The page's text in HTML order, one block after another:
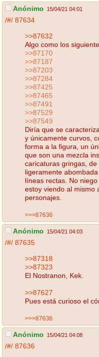
Anónimo 15/04/21 04:01
/#/ 87634
>>87632
Algo como los
>>87170
>>87187
>>87203
>>87284
>>87425
>>87465
>>87491
>>87529
>>87549
Diría que se
y únicamente curvos,
forma a la figura, un
que son una mezcla
caricaturas gringas,
ligeramente
líneas rectas. No
estoy viendo al mismo
personajes.
>>>87636
Anónimo 15/04/21 04:03
/#/ 87635
>>87318
>>87323
El Nostranon, Kek.
>>87627
Pues está curioso el
>>>87636
Anónimo 15/04/21 04:08
/#/ 87636